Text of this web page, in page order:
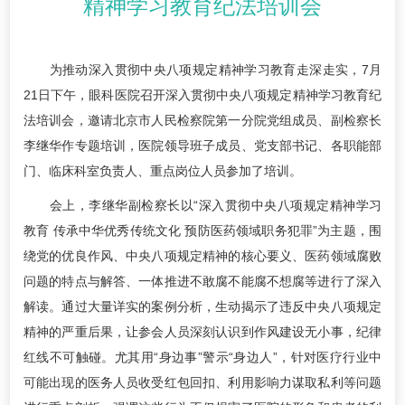
精神学习教育纪法培训会
为推动深入贯彻中央八项规定精神学习教育走深走实，7月
21日下午，眼科医院召开深入贯彻中央八项规定精神学习教育纪
法培训会，邀请北京市人民检察院第一分院党组成员、副检察长
李继华作专题培训，医院领导班子成员、党支部书记、各职能部
门、临床科室负责人、重点岗位人员参加了培训。
会上，李继华副检察长以“深入贯彻中央八项规定精神学习
教育 传承中华优秀传统文化 预防医药领域职务犯罪”为主题，围
绕党的优良作风、中央八项规定精神的核心要义、医药领域腐败
问题的特点与解答、一体推进不敢腐不能腐不想腐等进行了深入
解读。通过大量详实的案例分析，生动揭示了违反中央八项规定
精神的严重后果，让参会人员深刻认识到作风建设无小事，纪律
红线不可触碰。尤其用“身边事”警示“身边人”，针对医疗行业中
可能出现的医务人员收受红包回扣、利用影响力谋取私利等问题